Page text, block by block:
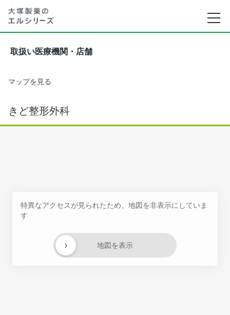
取扱い医療機関・店舗
マップを見る
きど整形外科
特異なアクセスが見られたため、地図を非表示にしていま
す
地図を表示
›